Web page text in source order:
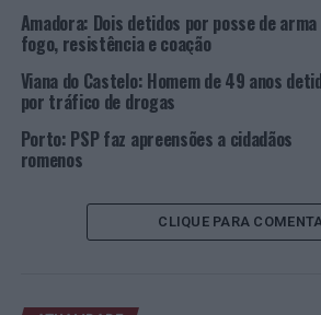
CRIMINALIDADE
DESTAQUE MADEIRA
Concelho de Lagos é anfitrião das
do Algarve
NÃO PERCA
Município de Castro Marim promove
Dermatológico gratuito
Amadora: Dois detidos por posse de arma
fogo, resistência e coação
Viana do Castelo: Homem de 49 anos
por tráfico de drogas
Porto: PSP faz apreensões a cidadãos
romenos
CLIQUE PARA